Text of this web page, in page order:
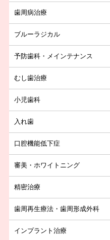
歯周病治療
ブルーラジカル
予防歯科・メインテナンス
むし歯治療
小児歯科
入れ歯
口腔機能低下症
審美・ホワイトニング
精密治療
歯周再生療法・歯周形成外科
インプラント治療